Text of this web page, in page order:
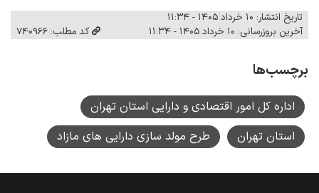
تاریخ انتشار: ۱۰ خرداد ۱۴۰۵ - ۱۱:۳۴
آخرین بروزرسانی: ۱۰ خرداد ۱۴۰۵ - ۱۱:۳۴
کد مطلب: 740966
برچسب‌ها
اداره کل امور اقتصادی و دارایی استان تهران
استان تهران
طرح مولد سازی دارایی های مازاد